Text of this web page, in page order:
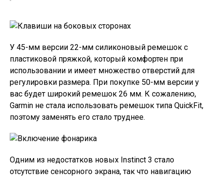
У 45-мм версии 22-мм силиконовый ремешок с
пластиковой пряжкой, который комфортен при
использовании и имеет множество отверстий для
регулировки размера. При покупке 50-мм версии у
вас будет широкий ремешок 26 мм. К сожалению,
Garmin не стала использовать ремешок типа QuickFit,
поэтому заменять его стало труднее.
Одним из недостатков новых Instinct 3 стало
отсутствие сенсорного экрана, так что навигацию